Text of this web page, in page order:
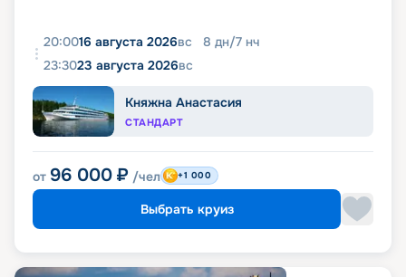
20:0016 августа 2026вс 8 дн/7 нч
23:3023 августа 2026вс
Княжна Анастасия
СТАНДАРТ
от 96 000 ₽ /чел +1 000
Выбрать круиз